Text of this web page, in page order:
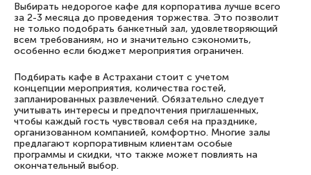
Выбирать недорогое кафе для корпоратива лучше всего
за 2-3 месяца до проведения торжества. Это позволит
не только подобрать банкетный зал, удовлетворяющий
всем требованиям, но и значительно сэкономить,
особенно если бюджет мероприятия ограничен.
Подбирать кафе в Астрахани стоит с учетом
концепции мероприятия, количества гостей,
запланированных развлечений. Обязательно следует
учитывать интересы и предпочтения приглашенных,
чтобы каждый гость чувствовал себя на празднике,
организованном компанией, комфортно. Многие залы
предлагают корпоративным клиентам особые
программы и скидки, что также может повлиять на
окончательный выбор.